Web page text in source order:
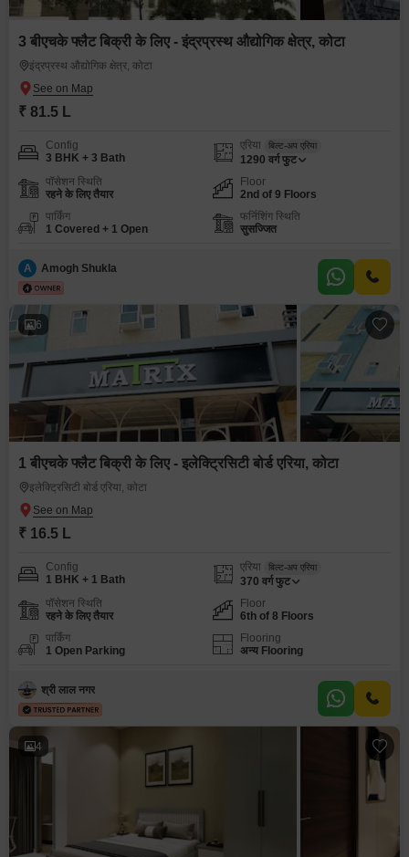
3 बीएचके फ्लैट बिक्री के लिए - इंद्रप्रस्थ औद्योगिक क्षेत्र, कोटा
इंद्रप्रस्थ औद्योगिक क्षेत्र, कोटा
₹ 81.5 L
Config
3 BHK + 3 Bath
एरिया बिल्ट-अप एरिया
1290 वर्ग फुट
पॉसेशन स्थिति
रहने के लिए तैयार
Floor
2nd of 9 Floors
पार्किंग
1 Covered + 1 Open
फर्निशिंग स्थिति
सुसज्जित
A Amogh Shukla
6
1 बीएचके फ्लैट बिक्री के लिए - इलेक्ट्रिसिटी बोर्ड एरिया, कोटा
इलेक्ट्रिसिटी बोर्ड एरिया, कोटा
₹ 16.5 L
Config
1 BHK + 1 Bath
एरिया बिल्ट-अप एरिया
370 वर्ग फुट
पॉसेशन स्थिति
रहने के लिए तैयार
Floor
6th of 8 Floors
पार्किंग
1 Open Parking
Flooring
अन्य Flooring
श्री लाल नगर
4